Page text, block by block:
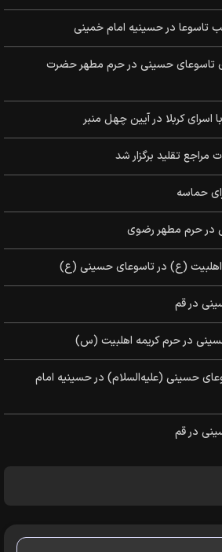
تاسوعا در حسینیه امام خمینی
تاسوعای حسینی در حرم مطهر حضرت
اسرای کربلا در آیین چهل منبر
مراجع تقلید برگزار شد
حماسه
در حرم مطهر رضوی
(ع) در تاسوعای حسینی (ع)
در قم
در حرم کریمه اهلبیت (س)
حسینی (علیه‌السلام) در حسینیه امام
در قم